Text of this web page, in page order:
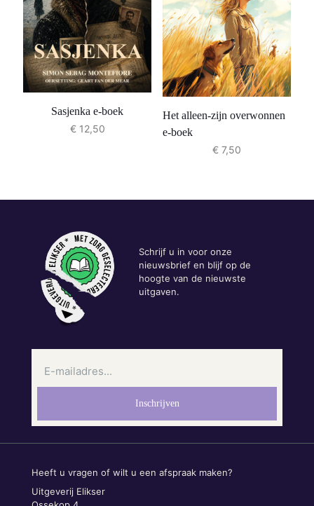
Sasjenka e-boek
€12,50
Het alleen-zijn overwonnen
e-boek
€7,50
Schrijf u in voor onze
nieuwsbrief en blijf op de
hoogte van de nieuwste
uitgaven.
Heeft u vragen of wilt u een afspraak maken?
Uitgeverij Elikser